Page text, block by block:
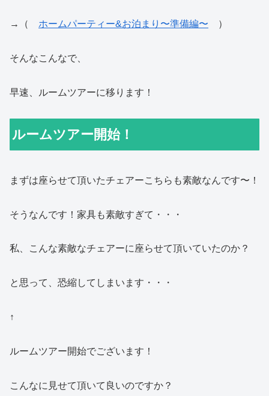
→（ ホームパーティー&お泊まり〜準備編〜 ）
そんなこんなで、
早速、ルームツアーに移ります！
ルームツアー開始！
まずは座らせて頂いたチェアーこちらも素敵なんです〜！
そうなんです！家具も素敵すぎて・・・
私、こんな素敵なチェアーに座らせて頂いていたのか？
と思って、恐縮してしまいます・・・
↑
ルームツアー開始でございます！
こんなに見せて頂いて良いのですか？